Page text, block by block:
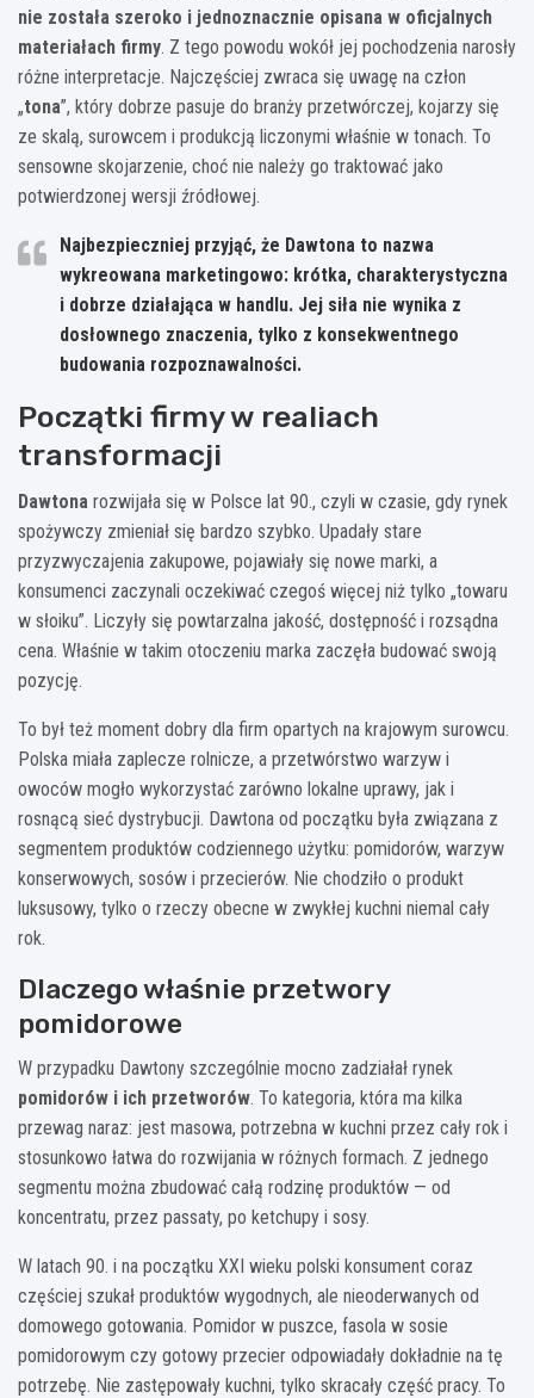
nie została szeroko i jednoznacznie opisana w oficjalnych
materiałach firmy. Z tego powodu wokół jej pochodzenia narosły
różne interpretacje. Najczęściej zwraca się uwagę na człon
„tona”, który dobrze pasuje do branży przetwórczej, kojarzy się
ze skalą, surowcem i produkcją liczonymi właśnie w tonach. To
sensowne skojarzenie, choć nie należy go traktować jako
potwierdzonej wersji źródłowej.
Najbezpieczniej przyjąć, że Dawtona to nazwa
wykreowana marketingowo: krótka, charakterystyczna
i dobrze działająca w handlu. Jej siła nie wynika z
dosłownego znaczenia, tylko z konsekwentnego
budowania rozpoznawalności.
Początki firmy w realiach
transformacji
Dawtona rozwijała się w Polsce lat 90., czyli w czasie, gdy rynek
spożywczy zmieniał się bardzo szybko. Upadały stare
przyzwyczajenia zakupowe, pojawiały się nowe marki, a
konsumenci zaczynali oczekiwać czegoś więcej niż tylko „towaru
w słoiku”. Liczyły się powtarzalna jakość, dostępność i rozsądna
cena. Właśnie w takim otoczeniu marka zaczęła budować swoją
pozycję.
To był też moment dobry dla firm opartych na krajowym surowcu.
Polska miała zaplecze rolnicze, a przetwórstwo warzyw i
owoców mogło wykorzystać zarówno lokalne uprawy, jak i
rosnącą sieć dystrybucji. Dawtona od początku była związana z
segmentem produktów codziennego użytku: pomidorów, warzyw
konserwowych, sosów i przecierów. Nie chodziło o produkt
luksusowy, tylko o rzeczy obecne w zwykłej kuchni niemal cały
rok.
Dlaczego właśnie przetwory
pomidorowe
W przypadku Dawtony szczególnie mocno zadziałał rynek
pomidorów i ich przetworów. To kategoria, która ma kilka
przewag naraz: jest masowa, potrzebna w kuchni przez cały rok i
stosunkowo łatwa do rozwijania w różnych formach. Z jednego
segmentu można zbudować całą rodzinę produktów — od
koncentratu, przez passaty, po ketchupy i sosy.
W latach 90. i na początku XXI wieku polski konsument coraz
częściej szukał produktów wygodnych, ale nieoderwanych od
domowego gotowania. Pomidor w puszce, fasola w sosie
pomidorowym czy gotowy przecier odpowiadały dokładnie na tę
potrzebę. Nie zastępowały kuchni, tylko skracały część pracy. To